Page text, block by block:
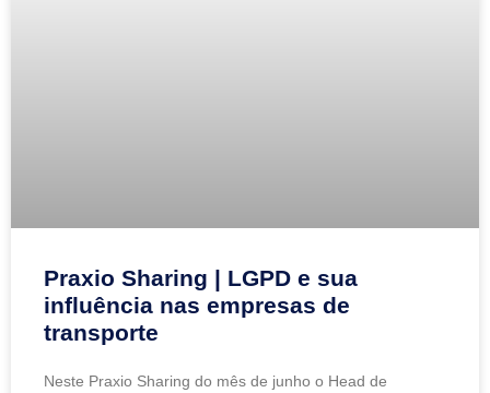
Praxio Sharing | LGPD e sua
influência nas empresas de
transporte
Neste Praxio Sharing do mês de junho o Head de